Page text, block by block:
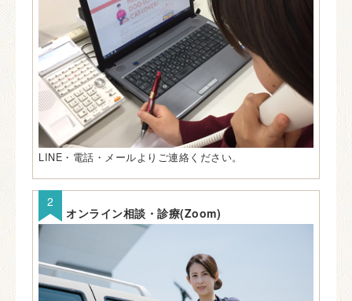
LINE・電話・メールよりご連絡ください。
オンライン相談・診療(Zoom)